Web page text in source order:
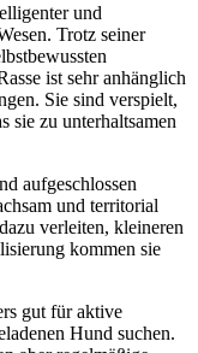
und
Trotz seiner
ist sehr anhänglich
Sie sind verspielt,
sie zu unterhaltsamen
aufgeschlossen
und territorial
verleiten, kleineren
kommen sie
gut für aktive
Hund suchen.